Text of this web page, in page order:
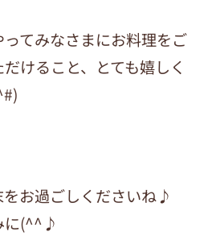
てみなさまにお料理をご
けること、とても嬉しく
お過ごしくださいね♪
に(^^♪